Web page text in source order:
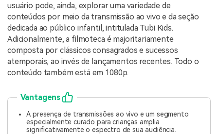
usuário pode, ainda, explorar uma variedade de
conteúdos por meio da transmissão ao vivo e da seção
dedicada ao público infantil, intitulada Tubi Kids.
Adicionalmente, a filmoteca é majoritariamente
composta por clássicos consagrados e sucessos
atemporais, ao invés de lançamentos recentes. Todo o
conteúdo também está em 1080p.
Vantagens
A presença de transmissões ao vivo e um segmento
especialmente curado para crianças amplia
significativamente o espectro de sua audiência.